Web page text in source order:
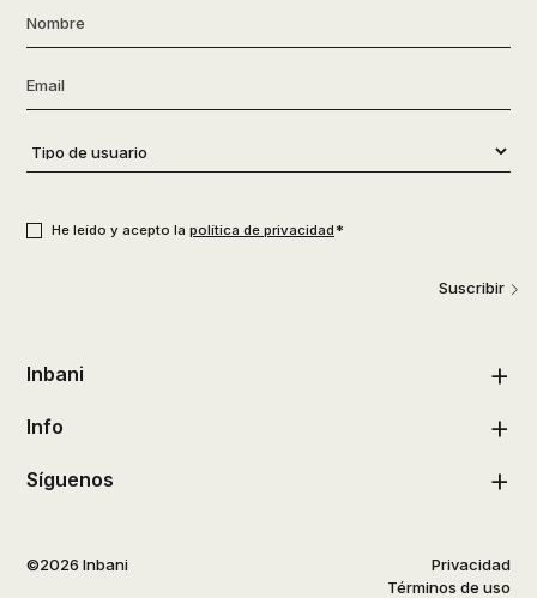
Nombre
Email
Tipo
de
He leído y acepto la política de privacidad*
Suscribir
Inbani
Info
Síguenos
©2026 Inbani
Privacidad
Términos de uso